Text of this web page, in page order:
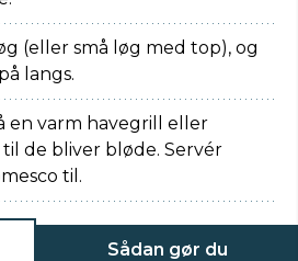
(eller små løg med top), og
langs.
en varm havegrill eller
de bliver bløde. Servér
til.
Sådan gør du